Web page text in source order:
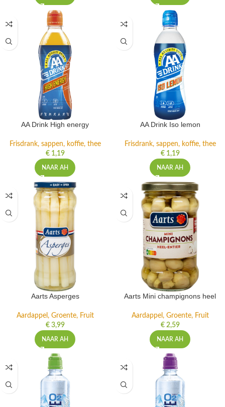
AA Drink High energy
Frisdrank, sappen, koffie, thee
€1,19
NAAR AH
AA Drink Iso lemon
Frisdrank, sappen, koffie, thee
€1,19
NAAR AH
Aarts Asperges
Aardappel, Groente, Fruit
€3,99
NAAR AH
Aarts Mini champignons heel
Aardappel, Groente, Fruit
€2,59
NAAR AH